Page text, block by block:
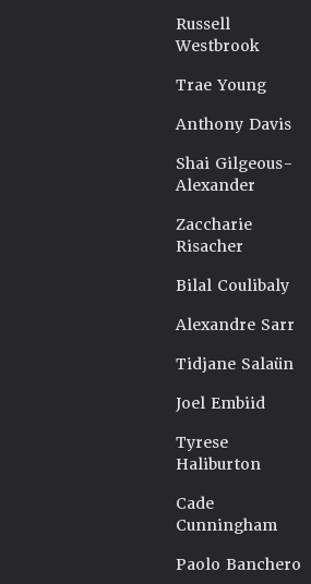
Russell
Westbrook
Trae Young
Anthony Davis
Shai Gilgeous-
Alexander
Zaccharie
Risacher
Bilal Coulibaly
Alexandre Sarr
Tidjane Salaün
Joel Embiid
Tyrese
Haliburton
Cade
Cunningham
Paolo Banchero